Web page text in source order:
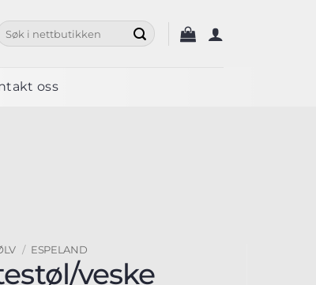
etter:
oss
/ ESPELAND
veske